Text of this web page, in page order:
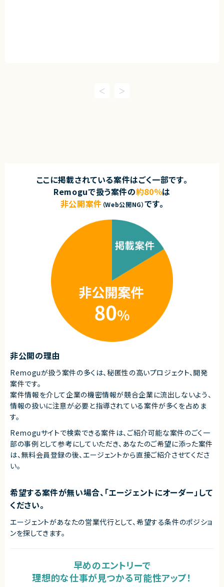
ここに掲載されている案件はごく一部です。
Remoguで扱う案件の約80％は
非公開案件 （Web公開NG）です。
非公開の理由
Remoguが扱う案件の多くは、秘匿性の高いプロジェクト、開発
案件です。
案件情報を介して企業の機密情報が競合企業に流出しないよう、
情報の扱いに注意が必要と指導されている案件が多くを占めま
す。
Remoguサイトで検索できる案件は、ご紹介可能な案件のごく一
部の事例として参考にしていただき、 あなたのご希望に添った案件
は、無料会員登録の後、エージェントから直接ご紹介させてくださ
い。
希望する案件が無い場合、「エージェントにオーダー」して
ください。
エージェントがあなたの営業代行として、希望する条件のポジショ
ンを探してきます。
早めのエントリーで
理想的な仕事が見つかる可能性アップ！